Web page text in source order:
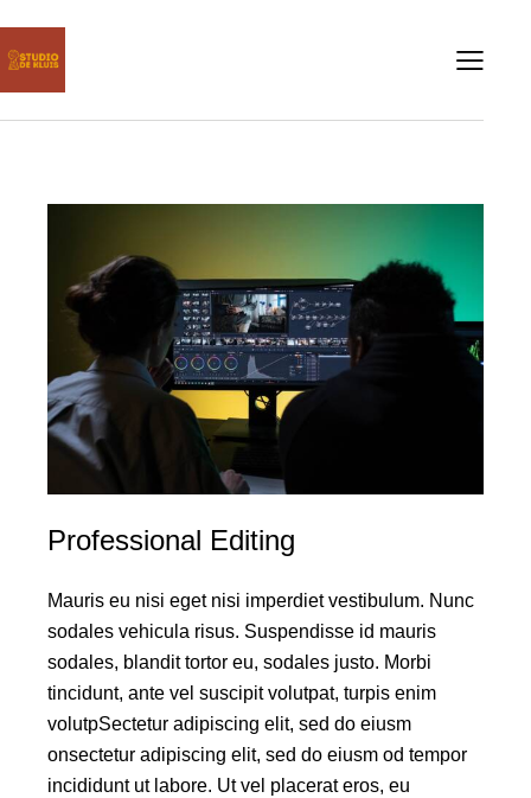
Professional Editing
Mauris eu nisi eget nisi imperdiet vestibulum. Nunc
sodales vehicula risus. Suspendisse id mauris
sodales, blandit tortor eu, sodales justo. Morbi
tincidunt, ante vel suscipit volutpat, turpis enim
volutpSectetur adipiscing elit, sed do eiusm
onsectetur adipiscing elit, sed do eiusm od tempor
incididunt ut labore. Ut vel placerat eros, eu